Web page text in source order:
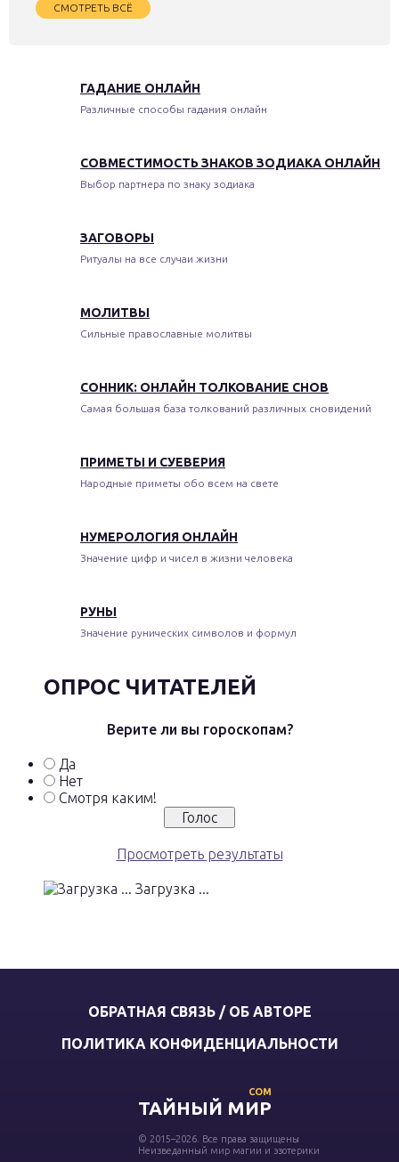
СМОТРЕТЬ ВСЁ
ГАДАНИЕ ОНЛАЙН
Различные способы гадания онлайн
СОВМЕСТИМОСТЬ ЗНАКОВ ЗОДИАКА ОНЛАЙН
Выбор партнера по знаку зодиака
ЗАГОВОРЫ
Ритуалы на все случаи жизни
МОЛИТВЫ
Сильные православные молитвы
СОННИК: ОНЛАЙН ТОЛКОВАНИЕ СНОВ
Самая большая база толкований различных сновидений
ПРИМЕТЫ И СУЕВЕРИЯ
Народные приметы обо всем на свете
НУМЕРОЛОГИЯ ОНЛАЙН
Значение цифр и чисел в жизни человека
РУНЫ
Значение рунических символов и формул
ОПРОС ЧИТАТЕЛЕЙ
Верите ли вы гороскопам?
Да
Нет
Смотря каким!
Просмотреть результаты
Загрузка ...
ОБРАТНАЯ СВЯЗЬ / ОБ АВТОРЕ
ПОЛИТИКА КОНФИДЕНЦИАЛЬНОСТИ
ТАЙНЫЙ МИР
COM
© 2015–2026. Все права защищены
Неизведанный мир магии и эзотерики